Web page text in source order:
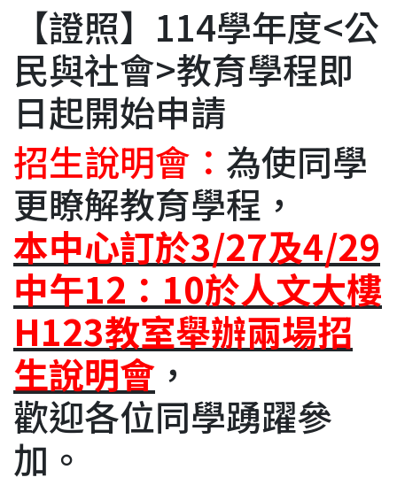
【證照】114學年度<公
民與社會>教育學程即
日起開始申請
招生說明會： 為使同學
更瞭解教育學程，
本中心訂於3/27及4/29
中午12：10於人文大樓
H123教室舉辦兩場招
生說明會 ，
歡迎各位同學踴躍參
加。